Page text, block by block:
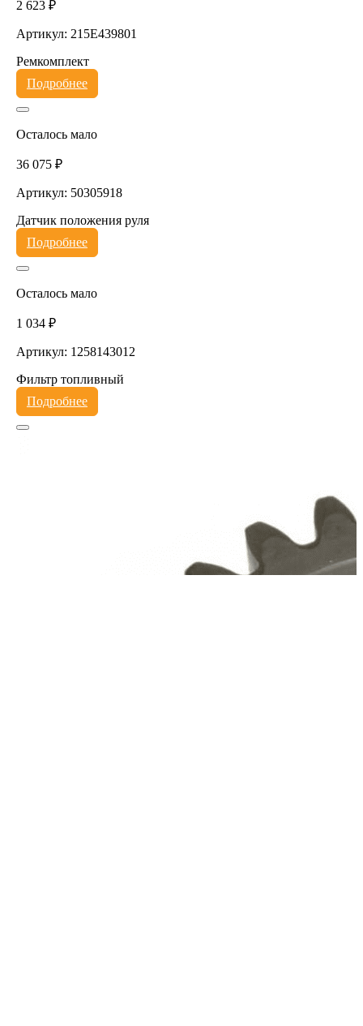
2 623 ₽
Артикул: 215E439801
Ремкомплект
Подробнее
Осталось мало
36 075 ₽
Артикул: 50305918
Датчик положения руля
Подробнее
Осталось мало
1 034 ₽
Артикул: 1258143012
Фильтр топливный
Подробнее